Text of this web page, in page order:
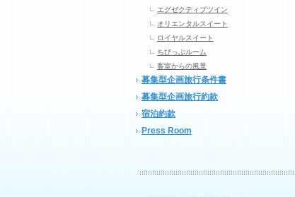
エグゼクティブツイン
オリエンタルスイート
ロイヤルスイート
ちびっぷルーム
客室からの風景
募集型企画旅行条件書
募集型企画旅行約款
宿泊約款
Press Room